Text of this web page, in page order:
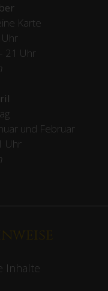
Karte
Uhr
21 Uhr
und Februar
Uhr
Inhalte